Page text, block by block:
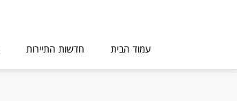
עמוד הבית חדשות התיירות